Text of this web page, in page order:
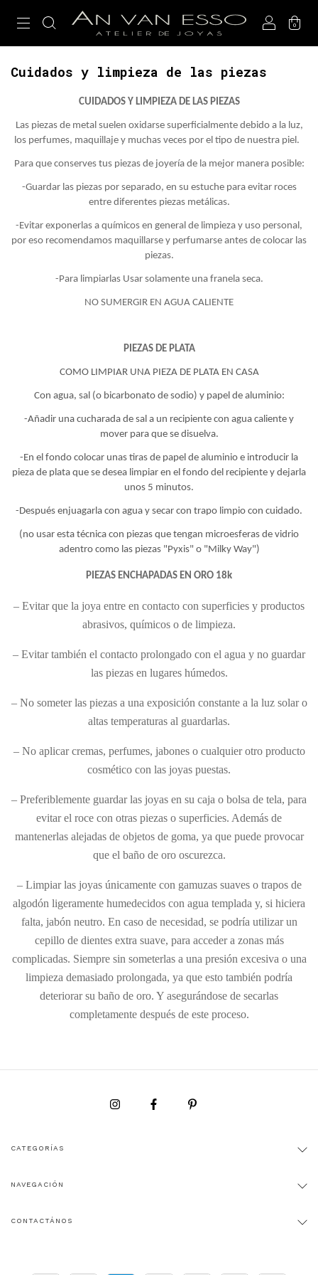
0
Cuidados y limpieza de las piezas
CUIDADOS Y LIMPIEZA DE LAS PIEZAS
Las piezas de metal suelen oxidarse superficialmente debido a la luz,
los perfumes, maquillaje y muchas veces por el tipo de nuestra piel.
Para que conserves tus piezas de joyería de la mejor manera posible:
-Guardar las piezas por separado, en su estuche para evitar roces
entre diferentes piezas metálicas.
-Evitar exponerlas a químicos en general de limpieza y uso personal,
por eso recomendamos maquillarse y perfumarse antes de colocar las
piezas.
-Para limpiarlas Usar solamente una franela seca.
NO SUMERGIR EN AGUA CALIENTE
PIEZAS DE PLATA
COMO LIMPIAR UNA PIEZA DE PLATA EN CASA
Con agua, sal (o bicarbonato de sodio) y papel de aluminio:
-Añadir una cucharada de sal a un recipiente con agua caliente y
mover para que se disuelva.
-En el fondo colocar unas tiras de papel de aluminio e introducir la
pieza de plata que se desea limpiar en el fondo del recipiente y dejarla
unos 5 minutos.
-Después enjuagarla con agua y secar con trapo limpio con cuidado.
(no usar esta técnica con piezas que tengan microesferas de vidrio
adentro como las piezas "Pyxis" o "Milky Way")
PIEZAS ENCHAPADAS EN ORO 18k
– Evitar que la joya entre en contacto con superficies y productos
abrasivos, químicos o de limpieza.
– Evitar también el contacto prolongado con el agua y no guardar
las piezas en lugares húmedos.
– No someter las piezas a una exposición constante a la luz solar o
altas temperaturas al guardarlas.
– No aplicar cremas, perfumes, jabones o cualquier otro producto
cosmético con las joyas puestas.
– Preferiblemente guardar las joyas en su caja o bolsa de tela, para
evitar el roce con otras piezas o superficies. Además de
mantenerlas alejadas de objetos de goma, ya que puede provocar
que el baño de oro oscurezca.
– Limpiar las joyas únicamente con gamuzas suaves o trapos de
algodón ligeramente humedecidos con agua templada y, si hiciera
falta, jabón neutro. En caso de necesidad, se podría utilizar un
cepillo de dientes extra suave, para acceder a zonas más
complicadas. Siempre sin someterlas a una presión excesiva o una
limpieza demasiado prolongada, ya que esto también podría
deteriorar su baño de oro. Y asegurándose de secarlas
completamente después de este proceso.
CATEGORÍAS
NAVEGACIÓN
CONTACTÁNOS